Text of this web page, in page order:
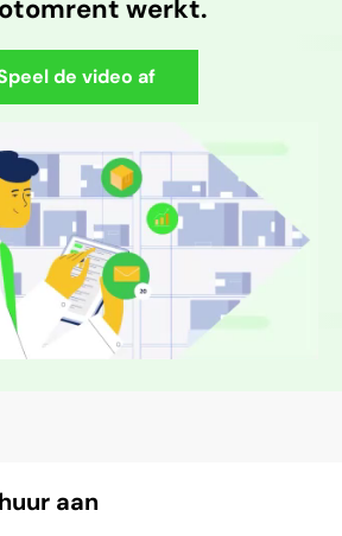
werkt.
de video af
aan